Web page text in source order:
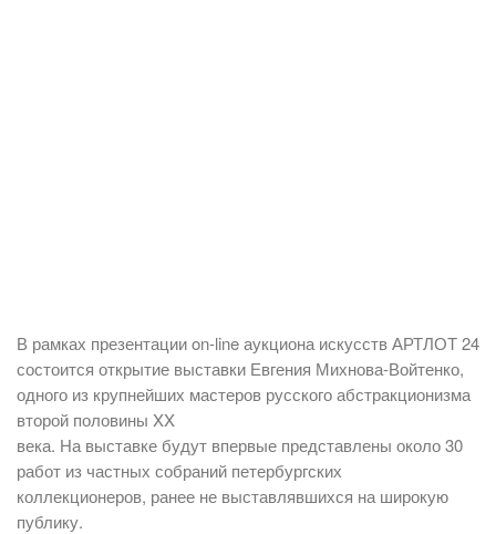
В рамках презентации on-line аукциона искусств АРТЛОТ 24
состоится открытие выставки Евгения Михнова-Войтенко,
одного из крупнейших мастеров русского абстракционизма
второй половины XX
века. На выставке будут впервые представлены около 30
работ из частных собраний петербургских
коллекционеров, ранее не выставлявшихся на широкую
публику.